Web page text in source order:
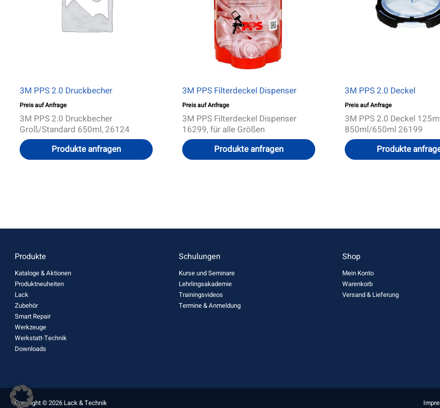
3M PPS 2.0 Druckbecher
Preis auf Anfrage
3M PPS 2.0 Druckbecher
Groß/Standard 650ml, 26124
Produkte anfragen
3M PPS Filterdeckel Dispenser
Preis auf Anfrage
3M PPS Filterdeckel Dispenser
16299, für alle Größen
Produkte anfragen
3M PPS 2.0 Deckel
Preis auf Anfrage
3M PPS 2.0 Deckel
850ml/650ml 26199
Produkte
Produkte
Kataloge & Aktionen
Produktneuheiten
Lack
Zubehör
Smart Repair
Werkzeuge
Werkstatt-Technik
Downloads
Schulungen
Kurse und Seminare
Lehrlingsakademie
Trainingsvideos
Termine & Anmeldung
Shop
Mein Konto
Warenkorb
Versand & Lieferung
Copyright © 2026 Lack & Technik